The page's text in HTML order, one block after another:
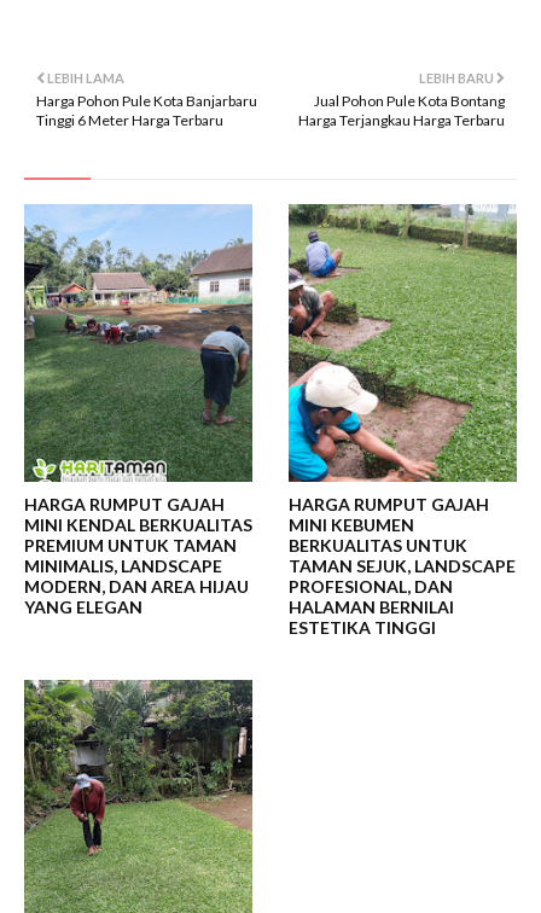
LEBIH BARU
Jual Pohon Pule Kota Bontang
Harga Terjangkau Harga Terbaru
LEBIH LAMA
Harga Pohon Pule Kota Banjarbaru
Tinggi 6 Meter Harga Terbaru
HARGA RUMPUT GAJAH
MINI KENDAL BERKUALITAS
PREMIUM UNTUK TAMAN
MINIMALIS, LANDSCAPE
MODERN, DAN AREA HIJAU
YANG ELEGAN
HARGA RUMPUT GAJAH
MINI KEBUMEN
BERKUALITAS UNTUK
TAMAN SEJUK, LANDSCAPE
PROFESIONAL, DAN
HALAMAN BERNILAI
ESTETIKA TINGGI